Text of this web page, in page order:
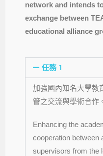
network and intends
exchange between
educational alliance
任務 1
加強國內知名大學教
管之交流與學術合作
Enhancing the
cooperation between
supervisors from the